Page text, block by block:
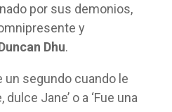
por sus demonios,
y
Dhu.
un segundo cuando le
Jane’ o a ‘Fue una